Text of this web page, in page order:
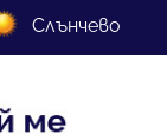
Слънчево